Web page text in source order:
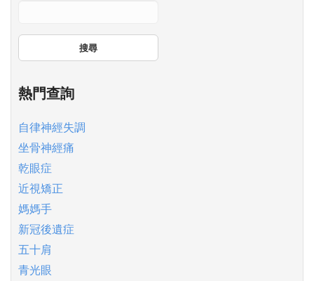
搜尋
熱門查詢
自律神經失調
坐骨神經痛
乾眼症
近視矯正
媽媽手
新冠後遺症
五十肩
青光眼